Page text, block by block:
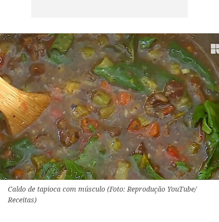
Caldo de tapioca com músculo (Foto: Reprodução YouTube/
Receitas)